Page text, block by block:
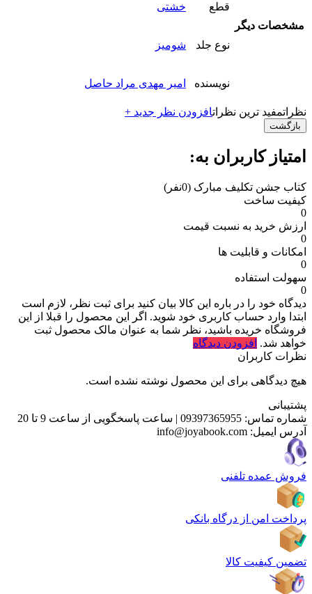
مشخصات دیگر
قطع خشتی
نوع جلد شومیز
نویسنده امیر مهدی مراد حاصل
نظراتمفید ترین نظراتافزودن نظر جدید +
بازگشت
امتیاز کاربران به:
کتاب جشن تکلیف مبارک (0نفر)
کیفیت ساخت
0
ارزش خرید به نسبت قیمت
0
امکانات و قابلیت ها
0
سهولت استفاده
0
دیدگاه خود را در باره این کالا بیان کنید برای ثبت نظر، لازم است
ابتدا وارد حساب کاربری خود شوید. اگر این محصول را قبلا از این
فروشگاه خریده باشید، نظر شما به عنوان مالک محصول ثبت
خواهد شد. افزودن دیدگاه
نظرات کاربران
هیچ دیدگاهی برای این محصول نوشته نشده است.
پشتیبانی
شماره تماس: 09397365955
| ساعت پاسخگویی از ساعت 9 تا 20
آدرس ایمیل: info@joyabook.com
فروش عمده تلفنی
پرداخت امن از درگاه بانکی
تضمین کیفیت کالا